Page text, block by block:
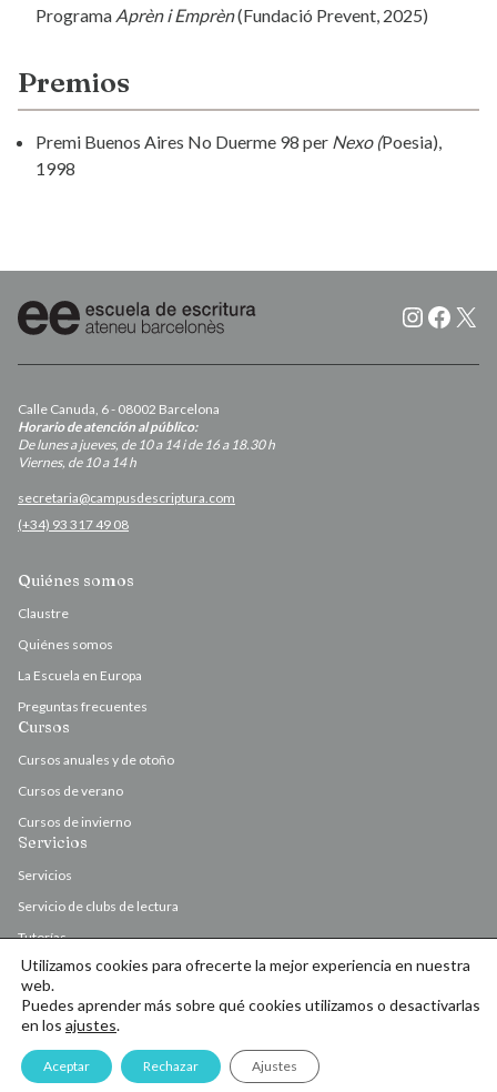
Programa Aprèn i Emprèn(Fundació Prevent, 2025)
Premios
Premi Buenos Aires No Duerme 98 per Nexo (Poesia),
1998
X
Calle Canuda, 6 - 08002 Barcelona
Horario de atención al público:
De lunes a jueves, de 10 a 14 i de 16 a 18.30 h
Viernes, de 10 a 14 h
secretaria@campusdescriptura.com
(+34) 93 317 49 08
Quiénes somos
Claustre
Quiénes somos
La Escuela en Europa
Preguntas frecuentes
Cursos
Cursos anuales y de otoño
Cursos de verano
Cursos de invierno
Servicios
Servicios
Servicio de clubs de lectura
Tutorías
Valoración y corrección de originales
© Escola d’Escriptura de l’Ateneu Barcelonès 2026
Contacto
Utilizamos cookies para ofrecerte la mejor experiencia en nuestra
web.
Puedes aprender más sobre qué cookies utilizamos o desactivarlas
en los ajustes.
Aceptar Rechazar Ajustes